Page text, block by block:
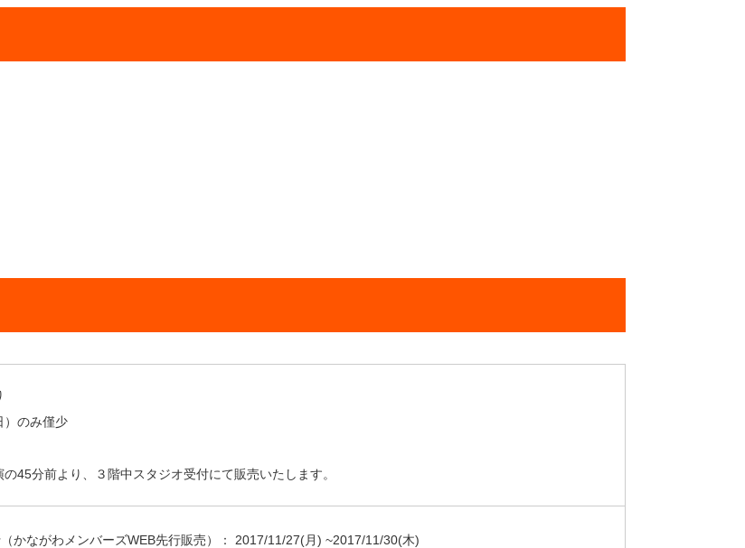
のみ僅少
45分前より、３階中スタジオ受付にて販売いたします。
かながわメンバーズWEB先行販売）： 2017/11/27(月) ~2017/11/30(木)